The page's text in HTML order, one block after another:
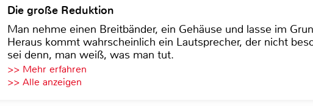
Die große Reduktion
Man nehme einen Breitbänder, ein Gehäuse und lasse im
Heraus kommt wahrscheinlich ein Lautsprecher, der nicht
sei denn, man weiß, was man tut.
>> Mehr erfahren
>> Alle anzeigen